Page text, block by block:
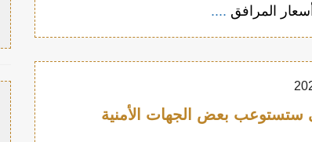
المرافق ....
بعض الجهات الأمنية